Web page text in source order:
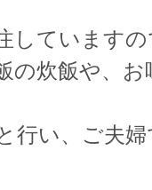
しています
の炊飯や、
行い、ご夫